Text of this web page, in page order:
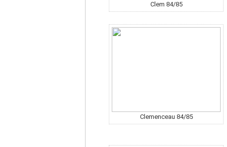
Clem 84/85
Clemenceau 84/85